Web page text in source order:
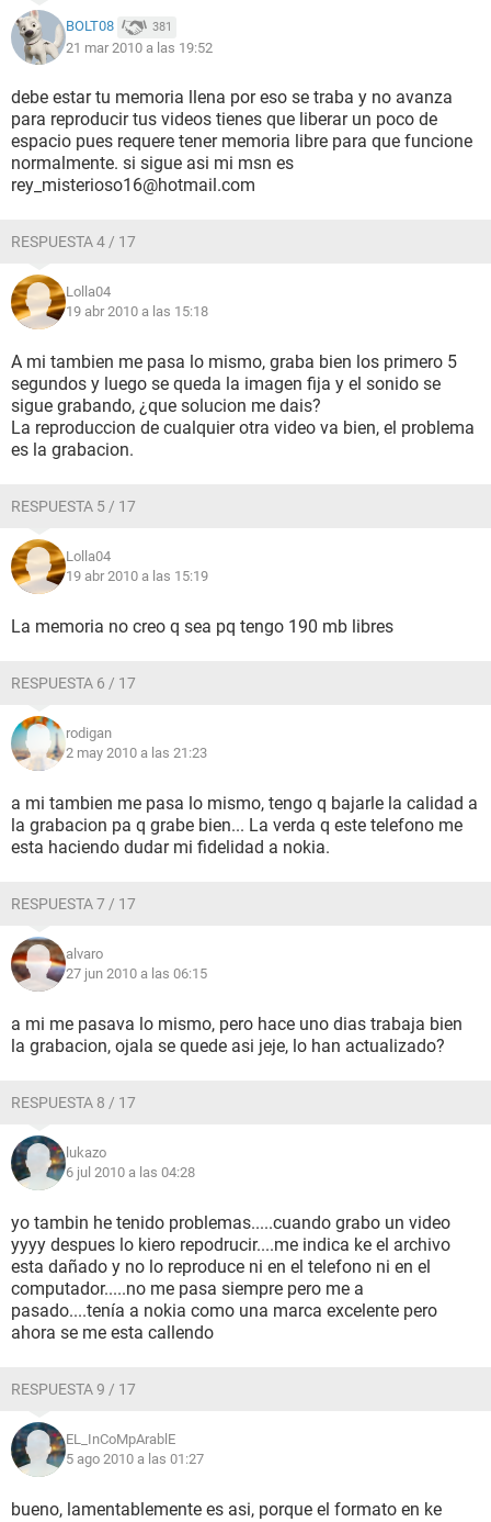
BOLT08 381
21 mar 2010 a las 19:52
debe estar tu memoria llena por eso se traba y no avanza
para reproducir tus videos tienes que liberar un poco de
espacio pues requere tener memoria libre para que funcione
normalmente. si sigue asi mi msn es
rey_misterioso16@hotmail.com
RESPUESTA 4 / 17
Lolla04
19 abr 2010 a las 15:18
A mi tambien me pasa lo mismo, graba bien los primero 5
segundos y luego se queda la imagen fija y el sonido se
sigue grabando, ¿que solucion me dais?
La reproduccion de cualquier otra video va bien, el problema
es la grabacion.
RESPUESTA 5 / 17
Lolla04
19 abr 2010 a las 15:19
La memoria no creo q sea pq tengo 190 mb libres
RESPUESTA 6 / 17
rodigan
2 may 2010 a las 21:23
a mi tambien me pasa lo mismo, tengo q bajarle la calidad a
la grabacion pa q grabe bien... La verda q este telefono me
esta haciendo dudar mi fidelidad a nokia.
RESPUESTA 7 / 17
alvaro
27 jun 2010 a las 06:15
a mi me pasava lo mismo, pero hace uno dias trabaja bien
la grabacion, ojala se quede asi jeje, lo han actualizado?
RESPUESTA 8 / 17
lukazo
6 jul 2010 a las 04:28
yo tambin he tenido problemas.....cuando grabo un video
yyyy despues lo kiero repodrucir....me indica ke el archivo
esta dañado y no lo reproduce ni en el telefono ni en el
computador.....no me pasa siempre pero me a
pasado....tenía a nokia como una marca excelente pero
ahora se me esta callendo
RESPUESTA 9 / 17
EL_InCoMpArablE
5 ago 2010 a las 01:27
bueno, lamentablemente es asi, porque el formato en ke